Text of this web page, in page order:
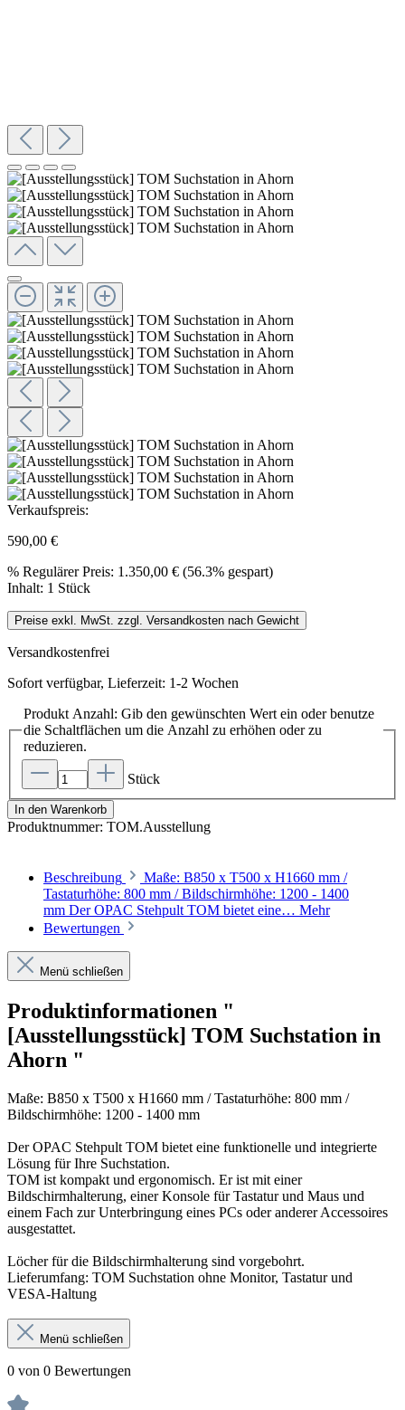
Verkaufspreis:
590,00 €
% Regulärer Preis: 1.350,00 € (56.3% gespart)
Inhalt: 1 Stück
Preise exkl. MwSt. zzgl. Versandkosten nach Gewicht
Versandkostenfrei
Sofort verfügbar, Lieferzeit: 1-2 Wochen
Produkt Anzahl: Gib den gewünschten Wert ein oder benutze
die Schaltflächen um die Anzahl zu erhöhen oder zu
reduzieren.
Stück
In den Warenkorb
Produktnummer: TOM.Ausstellung
Beschreibung
Maße: B850 x T500 x H1660 mm /
Tastaturhöhe: 800 mm / Bildschirmhöhe: 1200 - 1400
mm Der OPAC Stehpult TOM bietet eine… Mehr
Bewertungen
Menü schließen
Produktinformationen "
[Ausstellungsstück] TOM Suchstation in
Ahorn "
Maße: B850 x T500 x H1660 mm / Tastaturhöhe: 800 mm /
Bildschirmhöhe: 1200 - 1400 mm
Der OPAC Stehpult TOM bietet eine funktionelle und integrierte
Lösung für Ihre Suchstation.
TOM ist kompakt und ergonomisch. Er ist mit einer
Bildschirmhalterung, einer Konsole für Tastatur und Maus und
einem Fach zur Unterbringung eines PCs oder anderer Accessoires
ausgestattet.
Löcher für die Bildschirmhalterung sind vorgebohrt.
Lieferumfang: TOM Suchstation ohne Monitor, Tastatur und
VESA-Haltung
Menü schließen
0 von 0 Bewertungen